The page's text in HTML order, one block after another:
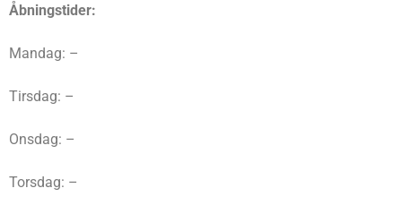
Åbningstider:
Mandag: –
Tirsdag: –
Onsdag: –
Torsdag: –